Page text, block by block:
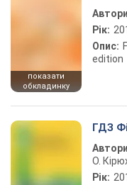
показати
обкладинку
Рік:
Опис:
edition
ГДЗ
О.
Рік: